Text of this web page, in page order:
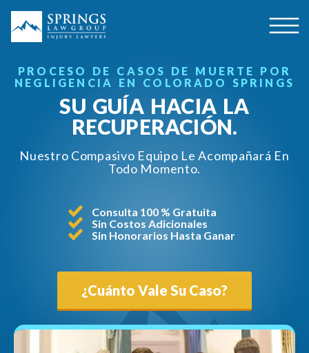
PROCESO DE CASOS DE MUERTE POR
NEGLIGENCIA EN COLORADO SPRINGS
SU GUÍA HACIA LA
RECUPERACIÓN.
Nuestro Compasivo Equipo Le Acompañará En
Todo Momento.
Consulta 100 % Gratuita
Sin Costos Adicionales
Sin Honorarios Hasta Ganar
¿Cuánto Vale Su Caso?